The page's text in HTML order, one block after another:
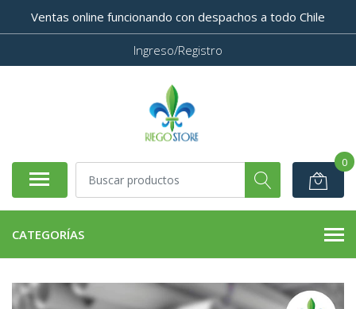
Ventas online funcionando con despachos a todo Chile
Ingreso/Registro
0
CATEGORÍAS